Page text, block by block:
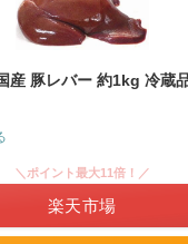
産 豚レバー 約1kg 冷蔵
＼ポイント最大11倍！／
楽天市場